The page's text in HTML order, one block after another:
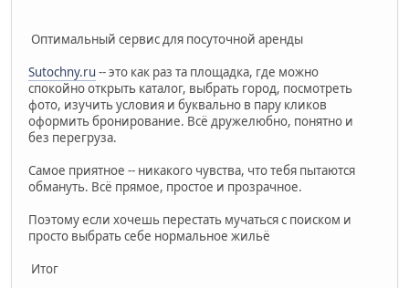
Оптимальный сервис для посуточной аренды
Sutochny.ru -- это как раз та площадка, где можно
спокойно открыть каталог, выбрать город, посмотреть
фото, изучить условия и буквально в пару кликов
оформить бронирование. Всё дружелюбно, понятно и
без перегруза.
Самое приятное -- никакого чувства, что тебя пытаются
обмануть. Всё прямое, простое и прозрачное.
Поэтому если хочешь перестать мучаться с поиском и
просто выбрать себе нормальное жильё
Итог